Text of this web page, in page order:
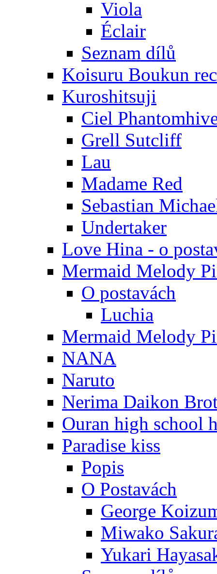
Viola
Éclair
Seznam dílů
Koisuru Boukun
Kuroshitsuji
Ciel
Grell Sutcliff
Lau
Madame Red
Sebastian
Undertaker
Love Hina - o
Mermaid Melody
O postavách
Luchia
Mermaid Melody
NANA
Naruto
Nerima Daikon
Ouran high school
Paradise kiss
Popis
O Postavách
George
Miwako
Yukari